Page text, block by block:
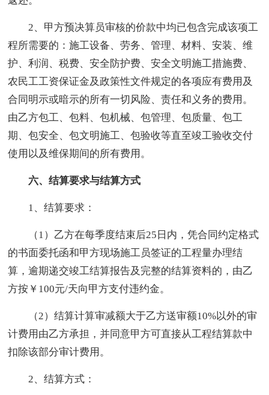
2、甲方预决算员审核的价款中均已包含完成该项工
程所需要的：施工设备、劳务、管理、材料、安装、维
护、利润、税费、安全防护费、安全文明施工措施费、
农民工工资保证金及政策性文件规定的各项应有费用及
合同明示或暗示的所有一切风险、责任和义务的费用。
由乙方包工、包料、包机械、包管理、包质量、包工
期、包安全、包文明施工、包验收等直至竣工验收交付
使用以及维保期间的所有费用。
六、结算要求与结算方式
1、结算要求：
（1）乙方在每季度结束后25日内，凭合同约定格式
的书面委托函和甲方现场施工员签证的工程量办理结
算，逾期递交竣工结算报告及完整的结算资料的，由乙
方按￥100元/天向甲方支付违约金。
（2）结算计算审减额大于乙方送审额10%以外的审
计费用由乙方承担，并同意甲方可直接从工程结算款中
扣除该部分审计费用。
2、结算方式：